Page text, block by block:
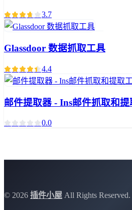
3.7
Glassdoor 数据抓取工具
4.4
邮件提取器 - Ins邮件抓取和
0.0
© 2026 插件小屋 All Rights Reserved.